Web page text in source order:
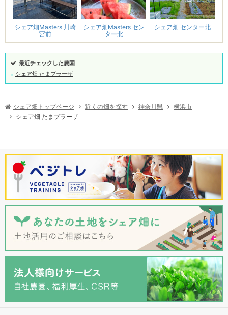
シェア畑Masters 川崎
宮前
シェア畑Masters セン
ター北
シェア畑 センター北
最近チェックした農園
シェア畑 たまプラーザ
シェア畑トップページ 近くの畑を探す 神奈川県 横浜市
シェア畑 たまプラーザ